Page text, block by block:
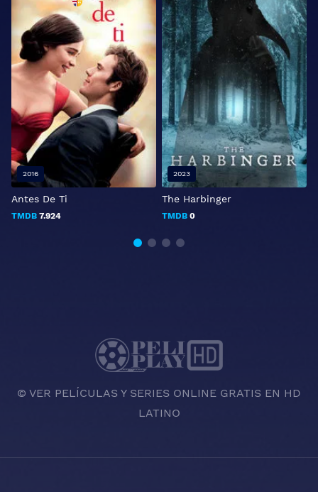
Antes De Ti
TMDB 7.924
2016
The Harbinger
TMDB 0
2023
© VER PELÍCULAS Y SERIES ONLINE GRATIS EN HD
LATINO